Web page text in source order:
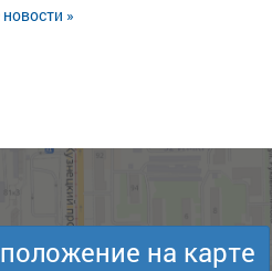
новости »
на карте